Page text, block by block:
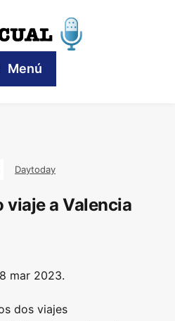
Menú
Daytoday
viaje a Valencia
mar 2023.
dos viajes